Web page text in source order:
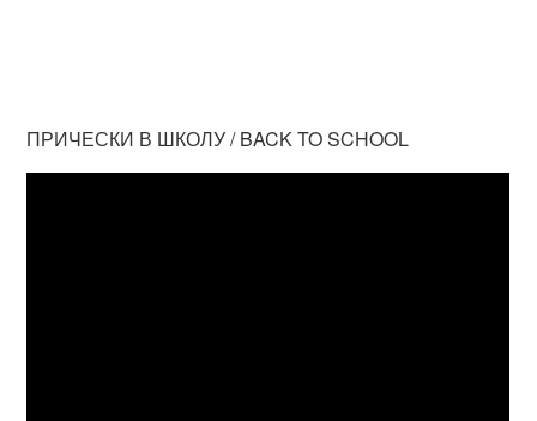
ПРИЧЕСКИ В ШКОЛУ / BACK TO SCHOOL